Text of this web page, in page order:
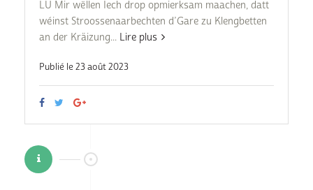
LU Mir wëllen Iech drop opmierksam maachen, datt
wéinst Stroossenaarbechten d’Gare zu Klengbetten
an der Kräizung... Lire plus
Publié le 23 août 2023